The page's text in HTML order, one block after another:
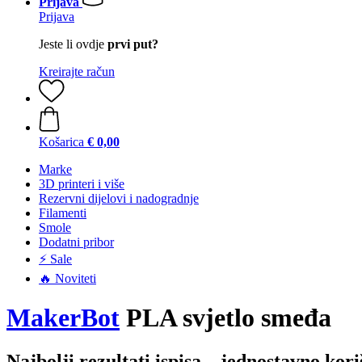
Prijava
Jeste li ovdje prvi put?
Kreirajte račun
Košarica € 0,00
Marke
3D printeri i više
Rezervni dijelovi i nadogradnje
Filamenti
Smole
Dodatni pribor
⚡ Sale
🔥 Noviteti
MakerBot PLA svjetlo smeđa